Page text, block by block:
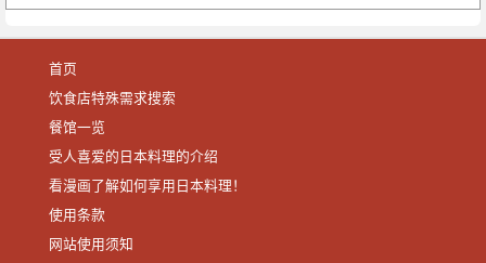
首页
饮食店特殊需求搜索
餐馆一览
受人喜爱的日本料理的介绍
看漫画了解如何享用日本料理！
使用条款
网站使用须知